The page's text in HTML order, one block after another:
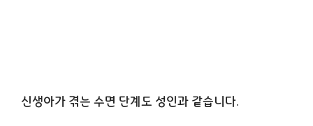
신생아가 겪는 수면 단계도 성인과 같습니다.